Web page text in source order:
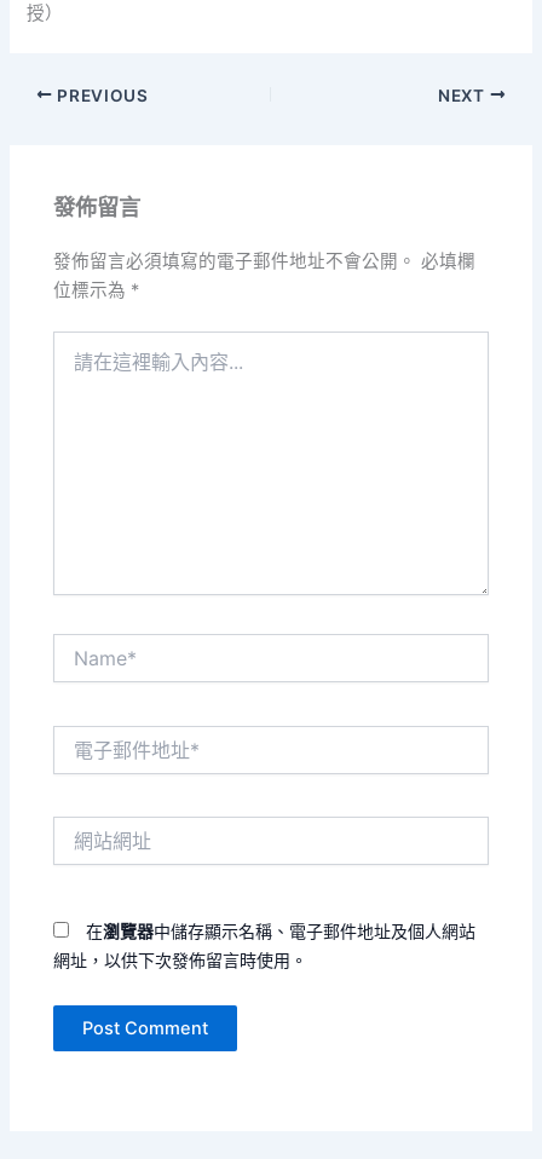
授）
PREVIOUS NEXT
發佈留言
發佈留言必須填寫的電子郵件地址不會公開。 必填欄
位標示為 *
在瀏覽器中儲存顯示名稱、電子郵件地址及個人網站
網址，以供下次發佈留言時使用。